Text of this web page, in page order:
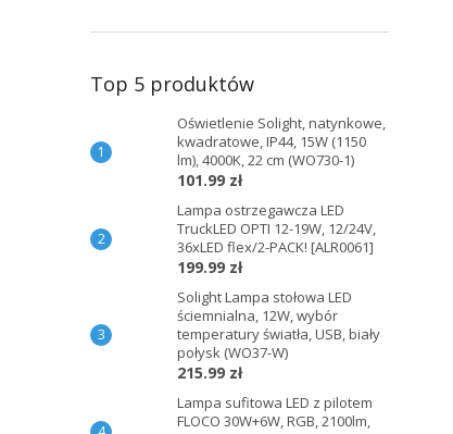
Top 5 produktów
Oświetlenie Solight, natynkowe,
kwadratowe, IP44, 15W (1150
lm), 4000K, 22 cm (WO730-1)
101.99 zł
Lampa ostrzegawcza LED
TruckLED OPTI 12-19W, 12/24V,
36xLED flex/2-PACK! [ALR0061]
199.99 zł
Solight Lampa stołowa LED
ściemnialna, 12W, wybór
temperatury światła, USB, biały
połysk (WO37-W)
215.99 zł
Lampa sufitowa LED z pilotem
FLOCO 30W+6W, RGB, 2100lm,